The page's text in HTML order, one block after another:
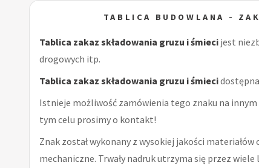
TABLICA BUDOWLANA -
Tablica zakaz składowania gruzu i śmieci jest
drogowych itp.
Tablica zakaz składowania gruzu i śmieci
Istnieje możliwość zamówienia tego znaku na
tym celu prosimy o kontakt!
Znak został wykonany z wysokiej jakości
mechaniczne. Trwały nadruk utrzyma się przez